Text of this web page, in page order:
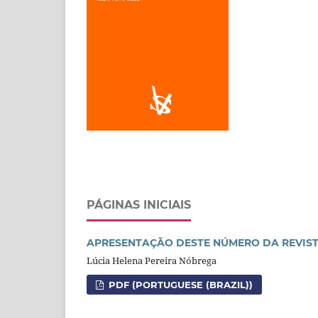
PÁGINAS INICIAIS
APRESENTAÇÃO DESTE NÚMERO DA
Lúcia Helena Pereira Nóbrega
PDF (PORTUGUESE (BRAZIL))